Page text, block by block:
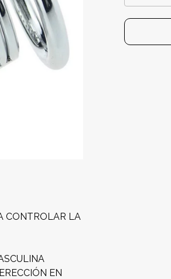
CONTROLAR LA
EN